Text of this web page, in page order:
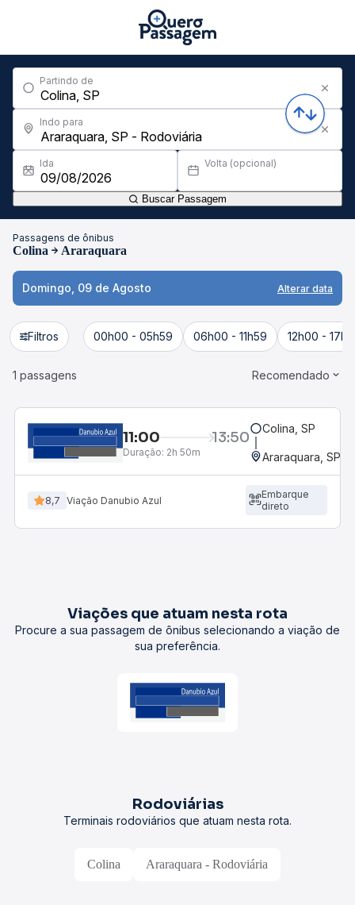
Partindo de
Indo para
Ida Volta (opcional)
Buscar Passagem
Passagens de ônibus
Colina Araraquara
Domingo, 09 de Agosto Alterar data
Filtros 00h00 - 05h59 06h00 - 11h59 12h00 -
1 passagens Recomendado
11:00 13:50
Duração: 2h 50m
Colina, SP
Araraquara, SP -
8,7 Viação Danubio Azul
Embarque
direto
Viações que atuam nesta rota
Procure a sua passagem de ônibus selecionando a viação de
sua preferência.
Rodoviárias
Terminais rodoviários que atuam nesta rota.
Colina Araraquara - Rodoviária